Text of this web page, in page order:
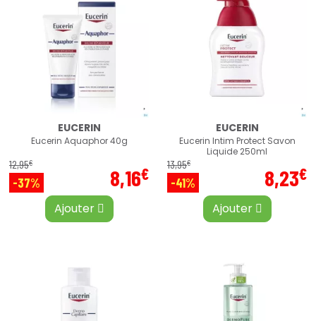
EUCERIN
Eucerin Aquaphor 40g
12,95€
-37% 8,16€
Ajouter
EUCERIN
Eucerin Intim Protect Savon
Liquide 250ml
13,95€
-41% 8,23€
Ajouter